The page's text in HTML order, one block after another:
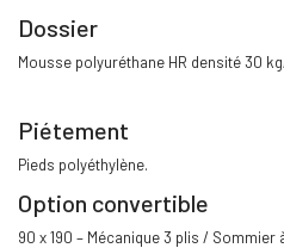
Dossier
Mousse polyuréthane HR densité 30
Piétement
Pieds polyéthylène.
Option convertible
90 x 190 – Mécanique 3 plis / Sommier